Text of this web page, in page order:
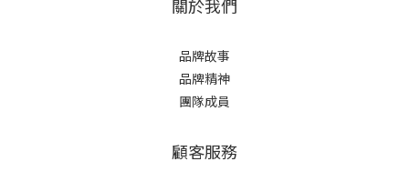
關於我們
品牌故事
品牌精神
團隊成員
顧客服務